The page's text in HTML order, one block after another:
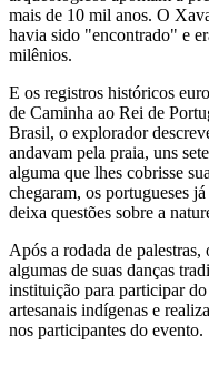
mais de 10 mil anos. O
havia sido "encontrado" e
milênios.
E os registros históricos
de Caminha ao Rei de
Brasil, o explorador
andavam pela praia, uns
alguma que lhes cobrisse
chegaram, os portugueses
deixa questões sobre a
Após a rodada de
algumas de suas danças
instituição para participar
artesanais indígenas e
nos participantes do evento.